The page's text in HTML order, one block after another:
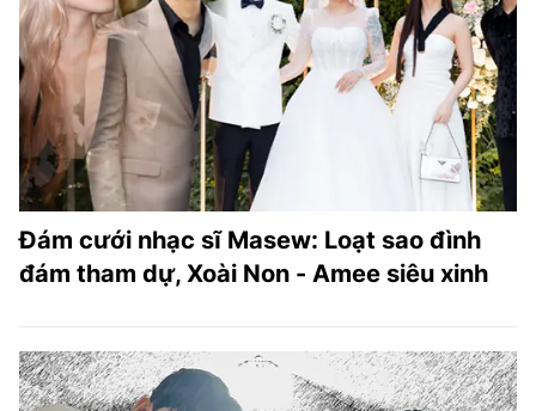
Đám cưới nhạc sĩ Masew: Loạt sao đình
đám tham dự, Xoài Non - Amee siêu xinh